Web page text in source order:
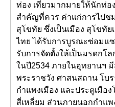
ท่อง เที่ยวมากมายให้นักท่อ
สำคัญที่ควร ค่าแก่การไปช
สุโขทัย ซึ่งเป็นเมือง สุโขทัย
ไทย ได้รับการบูรณะซ่อมแ
รับการจัดตั้งให้เป็นมรดกโ
ในปี2534 ภายในอุทยานฯ
พระราชวัง ศาสนสถาน โบ
กำแพงเมือง และประตูเมือ
สี่เหลี่ยม ส่วนภายนอกกำแ